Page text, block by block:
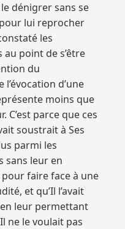
dénigrer sans se
lui reprocher
les
point de s’être
du
d’une
moins que
C’est parce que ces
soustrait à Ses
parmi les
sans leur en
faire face à une
et qu’Il l’avait
leur permettant
ne le voulait pas